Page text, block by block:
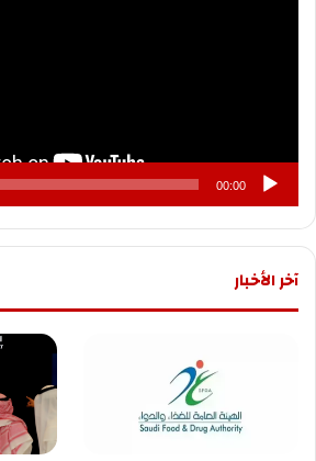
00:00
آخر الأخبار